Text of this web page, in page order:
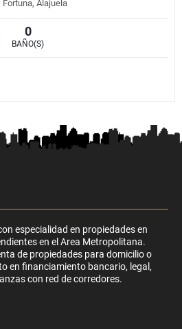
: Fortuna, Alajuela
0
BAÑO(S)
especialidad en propiedades en
en el Area Metropolitana.
de propiedades para domicilio o
en financiamiento bancario, legal,
con red de corredores.